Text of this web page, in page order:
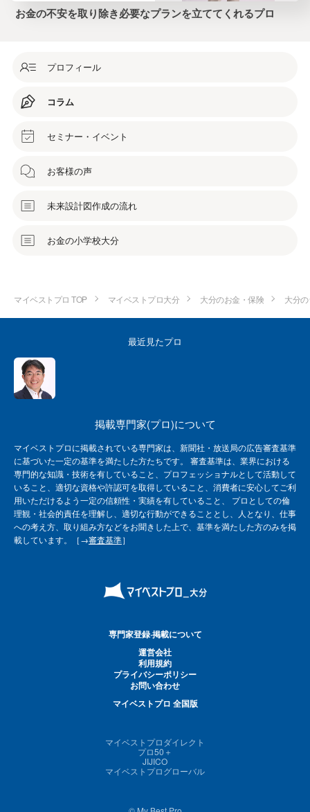
お金の不安を取り除き必要なプランを立ててくれるプロ
プロフィール
コラム
セミナー・イベント
お客様の声
未来設計図作成の流れ
お金の小学校大分
マイベストプロ TOP マイベストプロ大分 大分のお金・保険 大分
最近見たプロ
掲載専門家(プロ)について
マイベストプロに掲載されている専門家は、新聞社・放送局の広告審査基準
に基づいた一定の基準を満たした方たちです。 審査基準は、業界における
専門的な知識・技術を有していること、プロフェッショナルとして活動して
いること、適切な資格や許認可を取得していること、消費者に安心してご利
用いただけるよう一定の信頼性・実績を有していること、 プロとしての倫
理観・社会的責任を理解し、適切な行動ができることとし、人となり、仕事
への考え方、取り組み方などをお聞きした上で、基準を満たした方のみを掲
載しています。［→審査基準］
専門家登録·掲載について
運営会社
利用規約
プライバシーポリシー
お問い合わせ
マイベストプロ 全国版
マイベストプロダイレクト
プロ50＋
JIJICO
マイベストプログローバル